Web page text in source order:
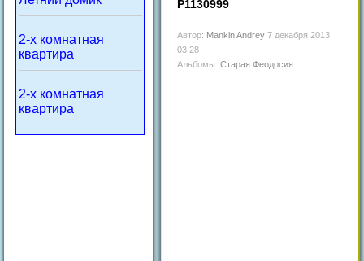
2-х комнатная
квартира
2-х комнатная
квартира
P1130999
Автор: Mankin Andrey 7 декабря 2013
03:28
Альбомы: Старая Феодосия